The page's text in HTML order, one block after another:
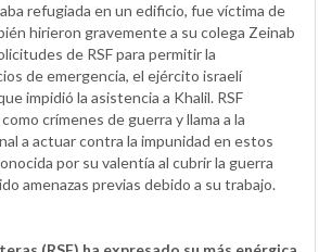
refugiada en un edificio, fue víctima de
hirieron gravemente a su colega Zeinab
de RSF para permitir la
de emergencia, el ejército israelí
impidió la asistencia a Khalil. RSF
crímenes de guerra y llama a la
a actuar contra la impunidad en estos
por su valentía al cubrir la guerra
amenazas previas debido a su trabajo.